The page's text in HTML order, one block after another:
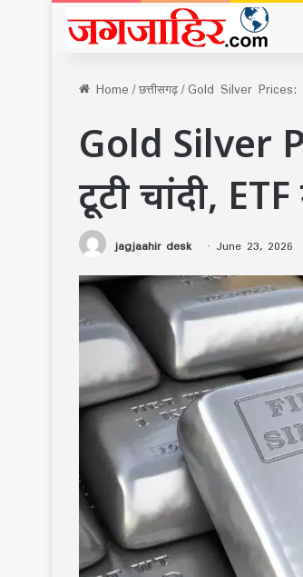
Home/छत्तीसगढ़/Gold Silver Prices:
Gold Silver
टूटी चांदी,
jagjaahir desk June 23, 2026